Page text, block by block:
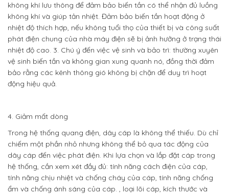
không khí lưu thông để đảm bảo biến tần có thể nhận đủ luồng
không khí và giúp tản nhiệt. Đảm bảo biến tần hoạt động ở
nhiệt độ thích hợp, nếu không tuổi thọ của thiết bị và công suất
phát điện chung của nhà máy điện sẽ bị ảnh hưởng ở trạng thái
nhiệt độ cao. 3. Chú ý đến việc vệ sinh và bảo trì: thường xuyên
vệ sinh biến tần và không gian xung quanh nó, đồng thời đảm
bảo rằng các kênh thông gió không bị chặn để duy trì hoạt
động hiệu quả.
4. Giảm mất dòng
Trong hệ thống quang điện, dây cáp là không thể thiếu. Dù chỉ
chiếm một phần nhỏ nhưng không thể bỏ qua tác động của
dây cáp đến việc phát điện. Khi lựa chọn và lắp đặt cáp trong
hệ thống, cần xem xét đầy đủ: tính năng cách điện của cáp,
tính năng chịu nhiệt và chống cháy của cáp, tính năng chống
ẩm và chống ánh sáng của cáp. , loại lõi cáp, kích thước và